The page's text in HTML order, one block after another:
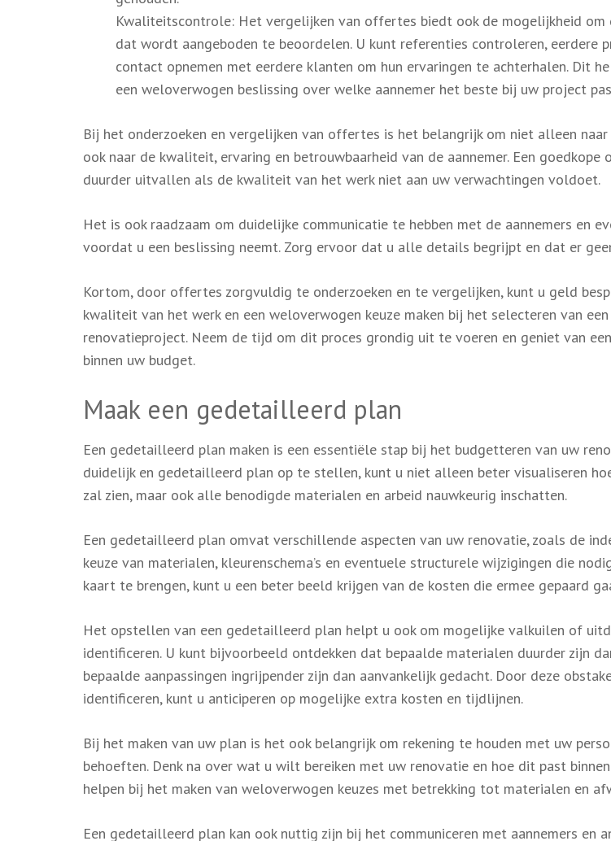
Kwaliteitscontrole: Het vergelijken van offertes biedt ook de mogelijkheid
dat wordt aangeboden te beoordelen. U kunt referenties controleren, eerdere
contact opnemen met eerdere klanten om hun ervaringen te achterhalen. Dit
een weloverwogen beslissing over welke aannemer het beste bij uw project
Bij het onderzoeken en vergelijken van offertes is het belangrijk om niet alleen
ook naar de kwaliteit, ervaring en betrouwbaarheid van de aannemer. Een
duurder uitvallen als de kwaliteit van het werk niet aan uw verwachtingen voldoet.
Het is ook raadzaam om duidelijke communicatie te hebben met de aannemers en
voordat u een beslissing neemt. Zorg ervoor dat u alle details begrijpt en dat er
Kortom, door offertes zorgvuldig te onderzoeken en te vergelijken, kunt u geld
kwaliteit van het werk en een weloverwogen keuze maken bij het selecteren van
renovatieproject. Neem de tijd om dit proces grondig uit te voeren en geniet van
binnen uw budget.
Maak een gedetailleerd plan
Een gedetailleerd plan maken is een essentiële stap bij het budgetteren van uw
duidelijk en gedetailleerd plan op te stellen, kunt u niet alleen beter visualiseren
zal zien, maar ook alle benodigde materialen en arbeid nauwkeurig inschatten.
Een gedetailleerd plan omvat verschillende aspecten van uw renovatie, zoals de
keuze van materialen, kleurenschema’s en eventuele structurele wijzigingen die
kaart te brengen, kunt u een beter beeld krijgen van de kosten die ermee gepaard
Het opstellen van een gedetailleerd plan helpt u ook om mogelijke valkuilen of
identificeren. U kunt bijvoorbeeld ontdekken dat bepaalde materialen duurder zijn
bepaalde aanpassingen ingrijpender zijn dan aanvankelijk gedacht. Door deze
identificeren, kunt u anticiperen op mogelijke extra kosten en tijdlijnen.
Bij het maken van uw plan is het ook belangrijk om rekening te houden met uw
behoeften. Denk na over wat u wilt bereiken met uw renovatie en hoe dit past
helpen bij het maken van weloverwogen keuzes met betrekking tot materialen en
Een gedetailleerd plan kan ook nuttig zijn bij het communiceren met aannemers en